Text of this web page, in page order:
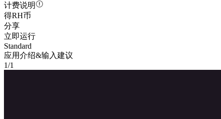
计费说明
得RH币
分享
立即运行
Standard
应用介绍&输入建议
1/1